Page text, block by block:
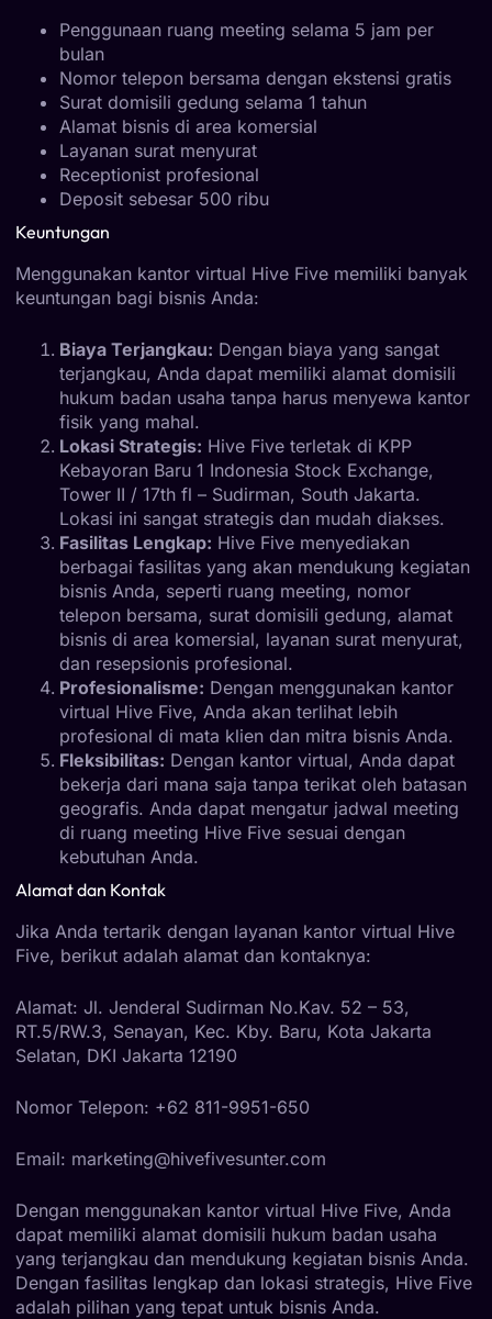
Penggunaan ruang meeting selama 5 jam per
bulan
Nomor telepon bersama dengan ekstensi gratis
Surat domisili gedung selama 1 tahun
Alamat bisnis di area komersial
Layanan surat menyurat
Receptionist profesional
Deposit sebesar 500 ribu
Keuntungan
Menggunakan kantor virtual Hive Five memiliki banyak
keuntungan bagi bisnis Anda:
Biaya Terjangkau: Dengan biaya yang sangat
terjangkau, Anda dapat memiliki alamat domisili
hukum badan usaha tanpa harus menyewa kantor
fisik yang mahal.
Lokasi Strategis: Hive Five terletak di KPP
Kebayoran Baru 1 Indonesia Stock Exchange,
Tower II / 17th fl – Sudirman, South Jakarta.
Lokasi ini sangat strategis dan mudah diakses.
Fasilitas Lengkap: Hive Five menyediakan
berbagai fasilitas yang akan mendukung kegiatan
bisnis Anda, seperti ruang meeting, nomor
telepon bersama, surat domisili gedung, alamat
bisnis di area komersial, layanan surat menyurat,
dan resepsionis profesional.
Profesionalisme: Dengan menggunakan kantor
virtual Hive Five, Anda akan terlihat lebih
profesional di mata klien dan mitra bisnis Anda.
Fleksibilitas: Dengan kantor virtual, Anda dapat
bekerja dari mana saja tanpa terikat oleh batasan
geografis. Anda dapat mengatur jadwal meeting
di ruang meeting Hive Five sesuai dengan
kebutuhan Anda.
Alamat dan Kontak
Jika Anda tertarik dengan layanan kantor virtual Hive
Five, berikut adalah alamat dan kontaknya:
Alamat: Jl. Jenderal Sudirman No.Kav. 52 – 53,
RT.5/RW.3, Senayan, Kec. Kby. Baru, Kota Jakarta
Selatan, DKI Jakarta 12190
Nomor Telepon: +62 811-9951-650
Email: marketing@hivefivesunter.com
Dengan menggunakan kantor virtual Hive Five, Anda
dapat memiliki alamat domisili hukum badan usaha
yang terjangkau dan mendukung kegiatan bisnis Anda.
Dengan fasilitas lengkap dan lokasi strategis, Hive Five
adalah pilihan yang tepat untuk bisnis Anda.